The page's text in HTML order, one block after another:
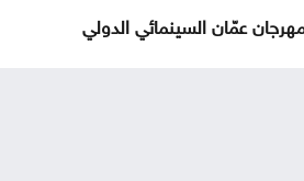
عمّان السينمائي الدولي